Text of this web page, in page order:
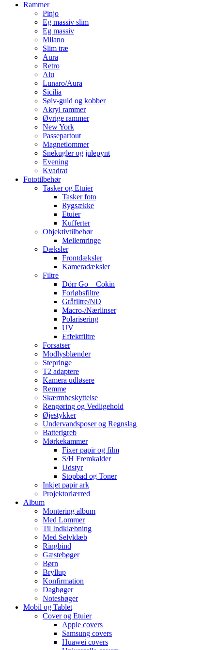
Rammer
Pinjo
Eg massiv slim
Eg massiv
Milano
Slim træ
Aura
Retro
Alu
Lunaro/Aura
Sicilia
Sølv-guld og kobber
Akryl rammer
Øvrige rammer
New York
Passepartout
Magnetlommer
Snekugler og julepynt
Evening
Kvadrat
Fototilbehør
Tasker og Etuier
Tasker foto
Rygsække
Etuier
Kufferter
Objektivtilbehør
Mellemringe
Dæksler
Frontdæksler
Kameradæksler
Filtre
Dörr Go – Cokin
Forløbsfiltre
Gråfiltre/ND
Macro-/Nærlinser
Polarisering
UV
Effektfiltre
Forsatser
Modlysblænder
Stepringe
T2 adaptere
Kamera udløsere
Remme
Skærmbeskyttelse
Rengøring og Vedligehold
Øjestykker
Undervandsposer og Regnslag
Batterigreb
Mørkekammer
Fixer papir og film
S/H Fremkalder
Udstyr
Stopbad og Toner
Inkjet papir ark
Projektorlærred
Album
Montering album
Med Lommer
Til Indklæbning
Med Selvklæb
Ringbind
Gæstebøger
Børn
Bryllup
Konfirmation
Dagbøger
Notesbøger
Mobil og Tablet
Cover og Etuier
Apple covers
Samsung covers
Huawei covers